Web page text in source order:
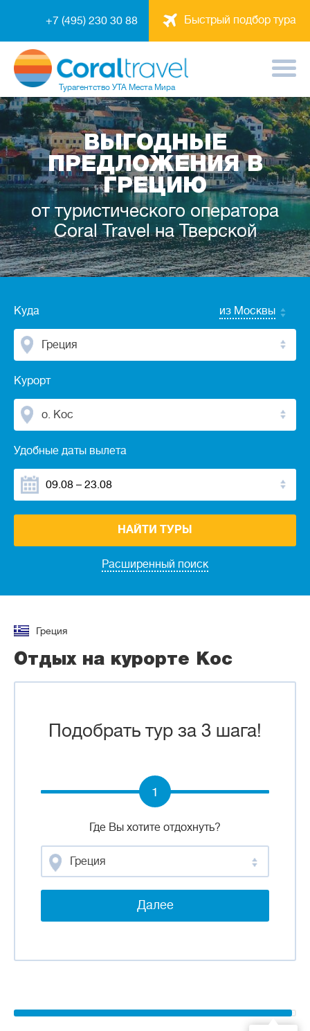
Быстрый подбор тура
+7 (495) 230 30 88
Турагентство УТА Места Мира
ВЫГОДНЫЕ
ПРЕДЛОЖЕНИЯ В
ГРЕЦИЮ
от туристического оператора
Coral Travel на Тверской
Куда из Москвы
Греция
Курорт
о. Кос
Удобные даты вылета
Расширенный поиск
НАЙТИ ТУРЫ
Греция
Отдых на курорте Кос
Подобрать тур за 3 шага!
Где Вы хотите отдохнуть?
Греция
Далее
1